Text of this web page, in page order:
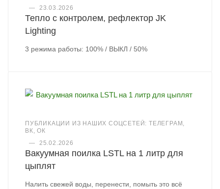
—
23.03.2026
Тепло с контролем, рефлектор JK
Lighting
3 режима работы: 100% / ВЫКЛ / 50%
ПУБЛИКАЦИИ ИЗ НАШИХ СОЦСЕТЕЙ: ТЕЛЕГРАМ,
ВК, ОК
—
25.02.2026
Вакуумная поилка LSTL на 1 литр для
цыплят
Налить свежей воды, перенести, помыть это всё